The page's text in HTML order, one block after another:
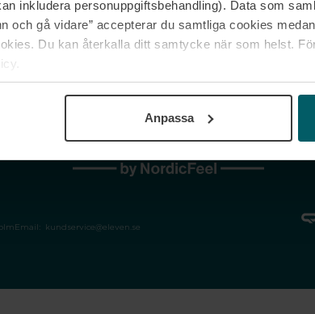
inkludera personuppgiftsbehandling). Data som
och gå vidare” accepterar du samtliga cookies
Du kan återkalla ditt samtycke när som helst.
Anpassa
Email: kundservice@eleven.se